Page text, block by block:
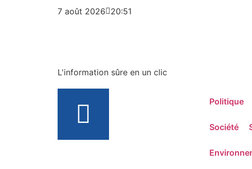
7 août 2026 20:51
L'information sûre en un clic
Politique
Société